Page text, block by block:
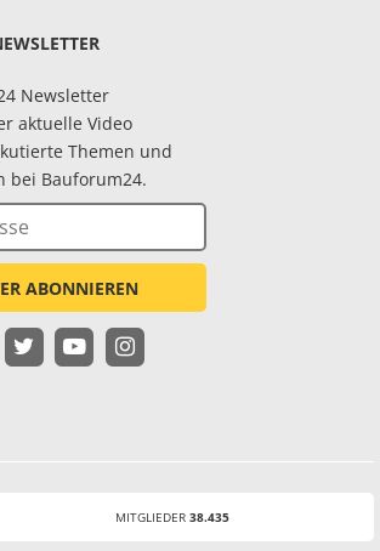
Newsletter
aktuelle Video
Themen und
bei Bauforum24.
ABONNIEREN
MITGLIEDER 38.435